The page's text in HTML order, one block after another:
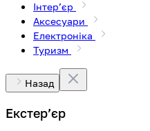
Інтерʼєр
Аксесуари
Електроніка
Туризм
Назад
Екстерʼєр